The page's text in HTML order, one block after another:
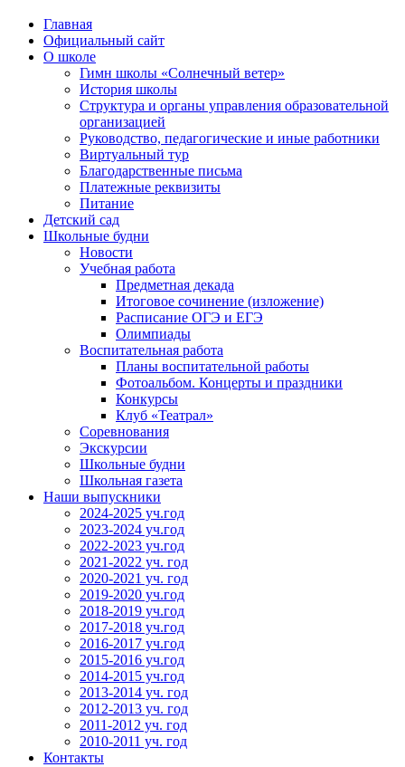
Главная
Официальный сайт
О школе
Гимн школы «Солнечный ветер»
История школы
Структура и органы управления образовательной
организацией
Руководство, педагогические и иные работники
Виртуальный тур
Благодарственные письма
Платежные реквизиты
Питание
Детский сад
Школьные будни
Новости
Учебная работа
Предметная декада
Итоговое сочинение (изложение)
Расписание ОГЭ и ЕГЭ
Олимпиады
Воспитательная работа
Планы воспитательной работы
Фотоальбом. Концерты и праздники
Конкурсы
Клуб «Театрал»
Соревнования
Экскурсии
Школьные будни
Школьная газета
Наши выпускники
2024-2025 уч.год
2023-2024 уч.год
2022-2023 уч.год
2021-2022 уч. год
2020-2021 уч. год
2019-2020 уч.год
2018-2019 уч.год
2017-2018 уч.год
2016-2017 уч.год
2015-2016 уч.год
2014-2015 уч.год
2013-2014 уч. год
2012-2013 уч. год
2011-2012 уч. год
2010-2011 уч. год
Контакты